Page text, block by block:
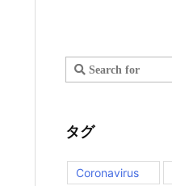
タグ
Coronavirus